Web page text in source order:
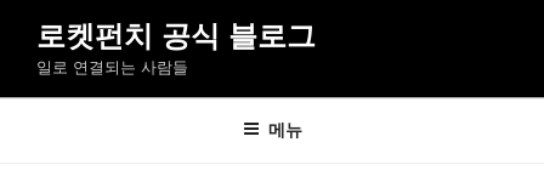
로
로켓펀치 공식 블로그
일로 연결되는 사람들
메뉴